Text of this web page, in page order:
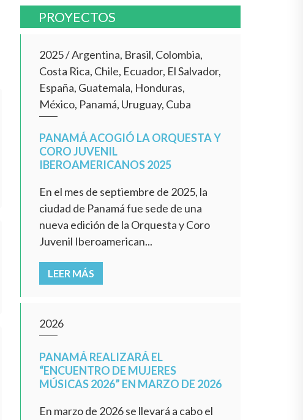
PROYECTOS
2025/Argentina, Brasil, Colombia,
Costa Rica, Chile, Ecuador, El Salvador,
España, Guatemala, Honduras,
México, Panamá, Uruguay, Cuba
PANAMÁ ACOGIÓ LA ORQUESTA Y
CORO JUVENIL
IBEROAMERICANOS 2025
En el mes de septiembre de 2025, la
ciudad de Panamá fue sede de una
nueva edición de la Orquesta y Coro
Juvenil Iberoamerican...
LEER MÁS
2026
PANAMÁ REALIZARÁ EL
“ENCUENTRO DE MUJERES
MÚSICAS 2026” EN MARZO DE 2026
En marzo de 2026 se llevará a cabo el